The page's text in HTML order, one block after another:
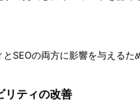
製品である「高性能マイクロ